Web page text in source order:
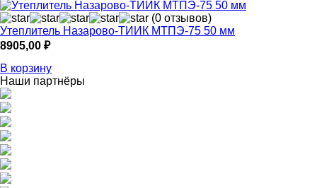
(0 отзывов)
Утеплитель Назарово-ТИИК МТПЭ-75 50 мм
8905,00 ₽
В корзину
Наши партнёры